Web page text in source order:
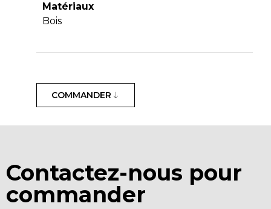
Matériaux
Bois
COMMANDER
Contactez-nous pour
commander